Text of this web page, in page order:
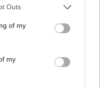
one or more Google
You may click to
its third-party tags to
in below Google
Outs
of my
my
Η επαναστατική
πια ένα μοιραίο
μεταφορά των
όπως η σύγχρονη
Hospital, που
για ενδοφλέβια